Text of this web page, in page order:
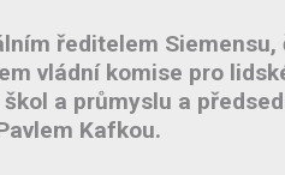
ředitelem
vládní komise pro
a průmyslu a
Kafkou.